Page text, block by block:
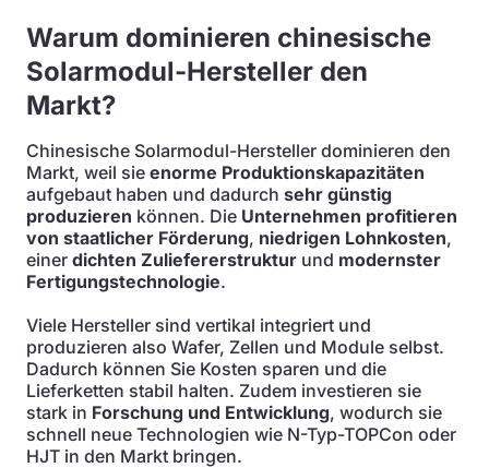
Warum dominieren chinesische
Solarmodul-Hersteller den
Markt?
Chinesische Solarmodul-Hersteller dominieren den
Markt, weil sie enorme Produktionskapazitäten
aufgebaut haben und dadurch sehr günstig
produzieren können. Die Unternehmen profitieren
von staatlicher Förderung, niedrigen Lohnkosten,
einer dichten Zuliefererstruktur und modernster
Fertigungstechnologie.
Viele Hersteller sind vertikal integriert und
produzieren also Wafer, Zellen und Module selbst.
Dadurch können Sie Kosten sparen und die
Lieferketten stabil halten. Zudem investieren sie
stark in Forschung und Entwicklung, wodurch sie
schnell neue Technologien wie N-Typ-TOPCon oder
HJT in den Markt bringen.